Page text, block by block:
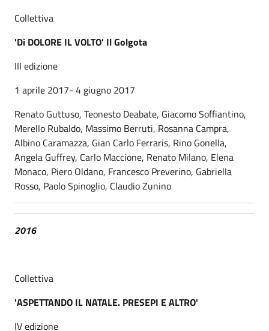
Collettiva
'Di DOLORE IL VOLTO' Il Golgota
III edizione
1 aprile 2017- 4 giugno 2017
Renato Guttuso, Teonesto Deabate, Giacomo Soffiantino,
Merello Rubaldo, Massimo Berruti, Rosanna Campra,
Albino Caramazza, Gian Carlo Ferraris, Rino Gonella,
Angela Guffrey, Carlo Maccione, Renato Milano, Elena
Monaco, Piero Oldano, Francesco Preverino, Gabriella
Rosso, Paolo Spinoglio, Claudio Zunino
2016
Collettiva
'ASPETTANDO IL NATALE. PRESEPI E ALTRO'
IV edizione